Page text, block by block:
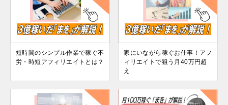
短時間のシンプル作業で稼ぐ不
労・時短アフィリエイトとは？
家にいながら稼ぐお仕事！アフ
ィリエイトで狙う月40万円超
え